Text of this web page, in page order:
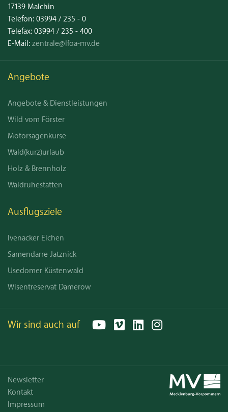
17139 Malchin
Telefon: 03994 / 235 - 0
Telefax: 03994 / 235 - 400
E-Mail: zentrale@lfoa-mv.de
Angebote
Angebote & Dienstleistungen
Wild vom Förster
Motorsägenkurse
Wald(kurz)urlaub
Holz & Brennholz
Waldruhestätten
Ausflugsziele
Ivenacker Eichen
Samendarre Jatznick
Usedomer Küstenwald
Wisentreservat Damerow
Wir sind auch auf YouTubeVimeoLinkedInInstagram
Newsletter
Kontakt
Impressum